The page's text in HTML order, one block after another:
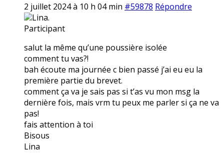
2 juillet 2024 à 10 h 04 min #59878 Répondre
Lina.
Participant
salut la même qu’une poussière isolée
comment tu vas?!
bah écoute ma journée c bien passé j’ai eu eu la
première partie du brevet.
comment ça va je sais pas si t’as vu mon msg la
dernière fois, mais vrm tu peux me parler si ça ne va
pas!
fais attention à toi
Bisous
Lina